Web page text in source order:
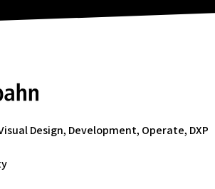
Design, Development, Operate, DXP